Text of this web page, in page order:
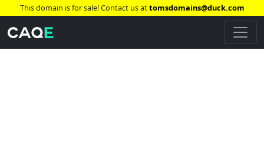
This domain is for sale! Contact us attomsdomains@duck.com